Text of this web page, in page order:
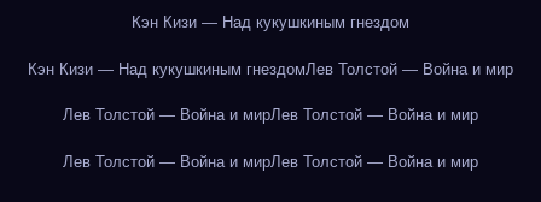
Кэн Кизи — Над кукушкиным гнездом
Кэн Кизи — Над кукушкиным гнездомЛев Толстой — Война и мир
Лев Толстой — Война и мирЛев Толстой — Война и мир
Лев Толстой — Война и мирЛев Толстой — Война и мир